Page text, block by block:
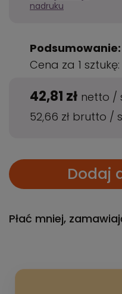
nadruku
Podsumowanie:
Cena za 1 sztukę:
42,81 zł netto /
52,66 zł brutto /
Dodaj
Płać mniej,